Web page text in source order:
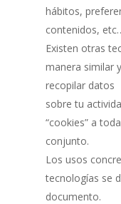
hábitos,
contenidos,
Existen otras
manera similar
recopilar datos
sobre tu
“cookies” a
conjunto.
Los usos
tecnologías se
documento.